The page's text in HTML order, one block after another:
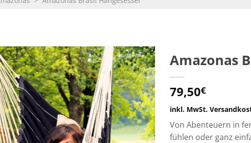
Amazonas
79,50€
inkl. MwSt.
Von Abenteuern in
fühlen oder ganz